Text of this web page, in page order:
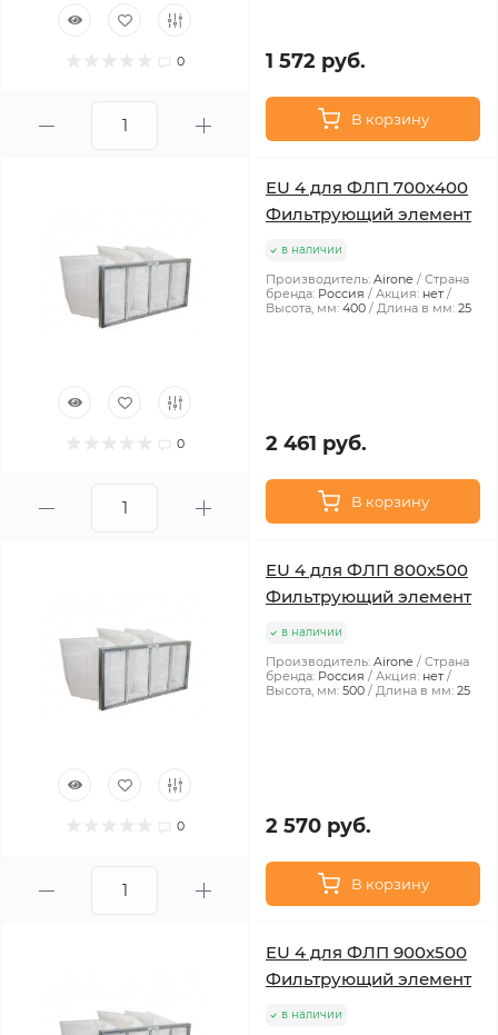
0 1 572 руб.
В корзину
0
EU 4 для ФЛП 700x400
Фильтрующий элемент
в наличии
Производитель: Airone
Страна
бренда: Россия Акция: нет
Высота, мм: 400 Длина в мм: 25
2 461 руб.
В корзину
0
EU 4 для ФЛП 800x500
Фильтрующий элемент
в наличии
Производитель: Airone
Страна
бренда: Россия Акция: нет
Высота, мм: 500 Длина в мм: 25
2 570 руб.
В корзину
EU 4 для ФЛП 900x500
Фильтрующий элемент
в наличии